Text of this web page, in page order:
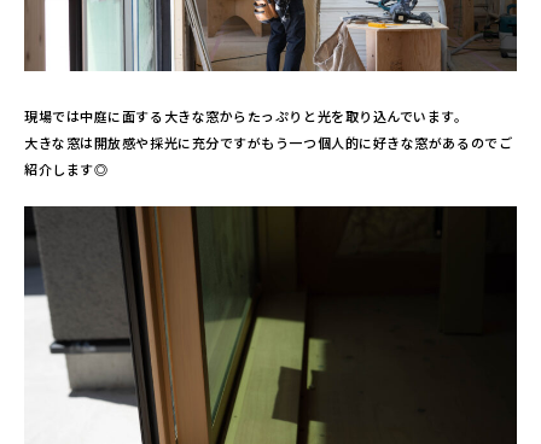
現場では中庭に面する大きな窓からたっぷりと光を取り込んでいます。
大きな窓は開放感や採光に充分ですがもう一つ個人的に好きな窓があるのでご
紹介します◎